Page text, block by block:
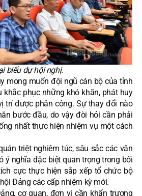
biểu dự hội nghị.
mong muốn đội ngũ cán bộ của tỉnh
khắc phục những khó khăn, phát huy
trí được phân công. Sự thay đổi nào
bước đầu, do vậy đòi hỏi cần phải
nhất thực hiện nhiệm vụ một cách
triệt nghiêm túc, sâu sắc các văn
ý nghĩa đặc biệt quan trọng trong bối
cực thực hiện sắp xếp tổ chức bộ
Đảng các cấp nhiệm kỳ mới.
cơ quan, đơn vị cần khẩn trương